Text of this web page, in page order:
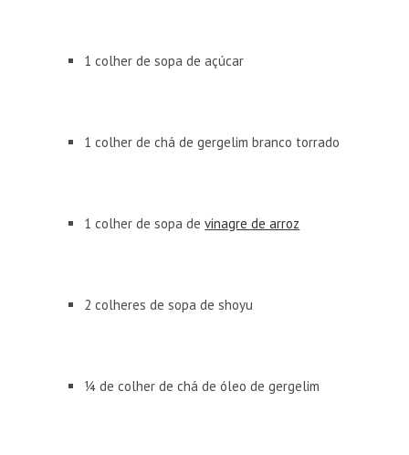
1 colher de sopa de açúcar
1 colher de chá de gergelim branco torrado
1 colher de sopa devinagre de arroz
2 colheres de sopa de shoyu
¼ de colher de chá de óleo de gergelim